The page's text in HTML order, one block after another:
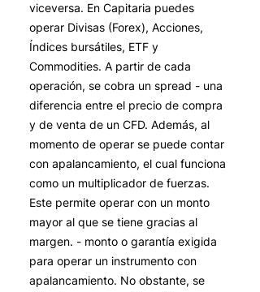
viceversa. En Capitaria puedes
operar Divisas (Forex), Acciones,
Índices bursátiles, ETF y
Commodities. A partir de cada
operación, se cobra un spread - una
diferencia entre el precio de compra
y de venta de un CFD. Además, al
momento de operar se puede contar
con apalancamiento, el cual funciona
como un multiplicador de fuerzas.
Este permite operar con un monto
mayor al que se tiene gracias al
margen. - monto o garantía exigida
para operar un instrumento con
apalancamiento. No obstante, se